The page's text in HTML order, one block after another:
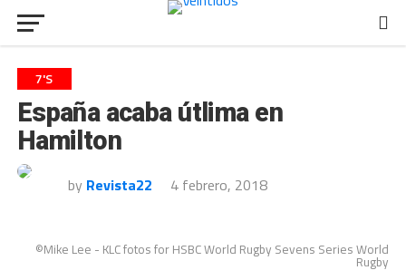
7'S
España acaba útlima en
Hamilton
by Revista22 4 febrero, 2018
©Mike Lee - KLC fotos for HSBC World Rugby Sevens Series World
Rugby